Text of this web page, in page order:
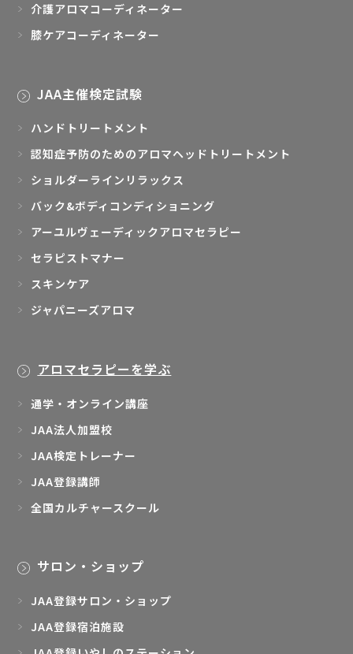
介護アロマコーディネーター
膝ケアコーディネーター
JAA主催検定試験
ハンドトリートメント
認知症予防のためのアロマヘッドトリートメント
ショルダーラインリラックス
バック&ボディコンディショニング
アーユルヴェーディックアロマセラピー
セラピストマナー
スキンケア
ジャパニーズアロマ
アロマセラピーを学ぶ
通学・オンライン講座
JAA法人加盟校
JAA検定トレーナー
JAA登録講師
全国カルチャースクール
サロン・ショップ
JAA登録サロン・ショップ
JAA登録宿泊施設